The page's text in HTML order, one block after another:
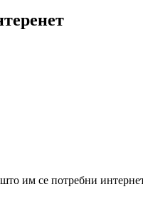
им се потребни